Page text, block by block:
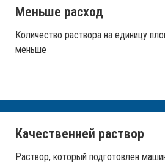
Меньше расход
Количество раствора на единицу
меньше
Качественней раствор
Раствор, который подготовлен